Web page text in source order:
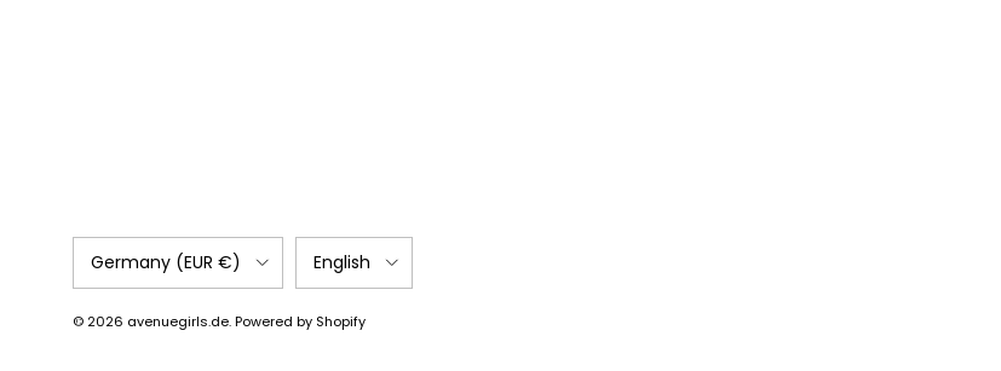
Country/Region
Germany (EUR €)
Language
English
© 2026 avenuegirls.de.Powered by Shopify